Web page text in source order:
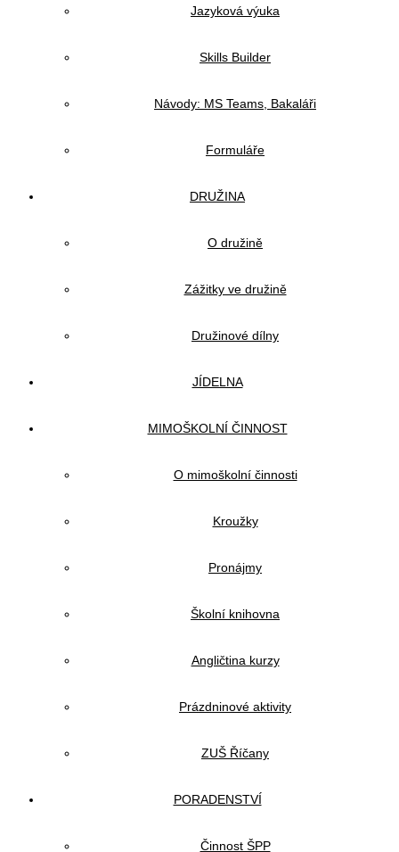
Jazyková výuka
Skills Builder
Návody: MS Teams, Bakaláři
Formuláře
DRUŽINA
O družině
Zážitky ve družině
Družinové dílny
JÍDELNA
MIMOŠKOLNÍ ČINNOST
O mimoškolní činnosti
Kroužky
Pronájmy
Školní knihovna
Angličtina kurzy
Prázdninové aktivity
ZUŠ Říčany
PORADENSTVÍ
Činnost ŠPP